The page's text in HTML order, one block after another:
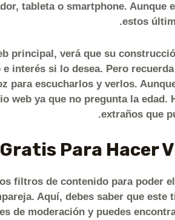
tableta o smartphone. Aunque
estos
principal, verá que su
interés si lo desea. Pero
para escucharlos y verlos.
web ya que no pregunta la
extraños que
Para Hacer
filtros de contenido para poder
Aquí, debes saber que
de moderación y puedes